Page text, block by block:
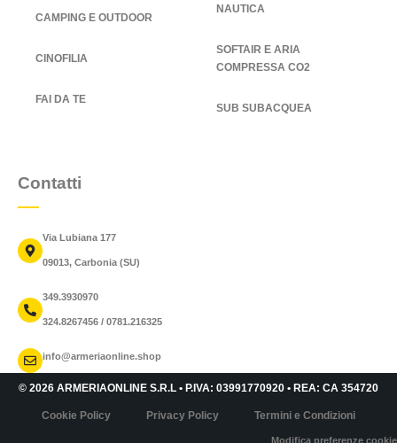
CAMPING E OUTDOOR
CINOFILIA
FAI DA TE
NAUTICA
SOFTAIR E ARIA
COMPRESSA CO2
SUB SUBACQUEA
Contatti
Via Lubiana 177
09013, Carbonia (SU)
349.3930970
324.8267456 / 0781.216325
info@armeriaonline.shop
© 2026 ARMERIAONLINE S.R.L • P.IVA: 03991770920 • REA: CA 354720
Cookie Policy Privacy Policy Termini e Condizioni
Modifica preferenze cookie